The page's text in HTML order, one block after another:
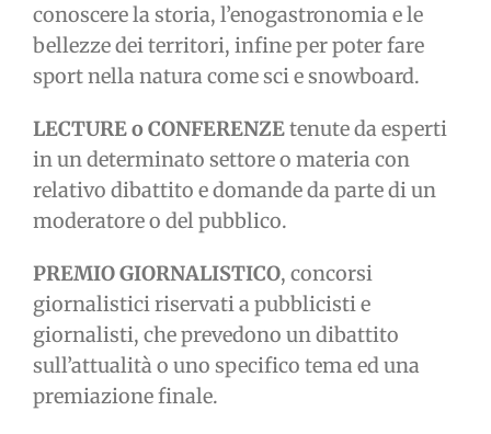
conoscere la storia, l’enogastronomia e le
bellezze dei territori, infine per poter fare
sport nella natura come sci e snowboard.
LECTURE o CONFERENZEtenute da esperti
in un determinato settore o materia con
relativo dibattito e domande da parte di un
moderatore o del pubblico.
PREMIO GIORNALISTICO, concorsi
giornalistici riservati a pubblicisti e
giornalisti, che prevedono un dibattito
sull’attualità o uno specifico tema ed una
premiazione finale.